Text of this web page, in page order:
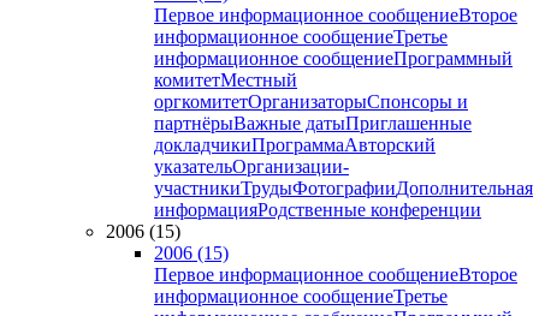
Первое информационное сообщениеВторое
информационное сообщениеТретье
информационное сообщениеПрограммный
комитетМестный
оргкомитетОрганизаторыСпонсоры и
партнёрыВажные датыПриглашенные
докладчикиПрограммаАвторский
указательОрганизации-
участникиТрудыФотографииДополнительная
информацияРодственные конференции
2006 (15)
2006 (15)
Первое информационное сообщениеВторое
информационное сообщениеТретье